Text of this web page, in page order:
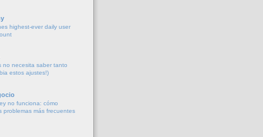
highest-ever daily user
no necesita saber tanto
estos ajustes!)
no funciona: cómo
problemas más frecuentes